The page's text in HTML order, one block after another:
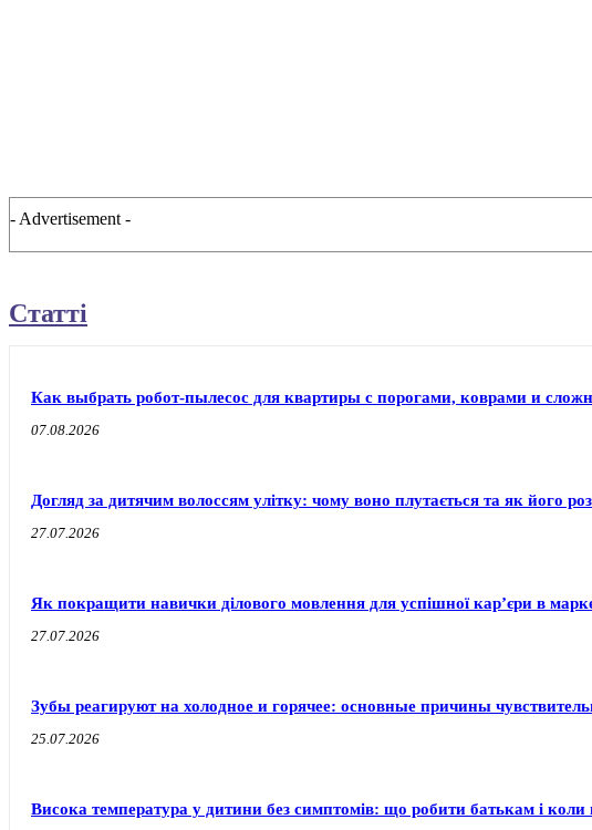
- Advertisement -
Статті
Как выбрать робот-пылесос для квартиры с порогами, коврами и
07.08.2026
Догляд за дитячим волоссям улітку: чому воно плутається та як його
27.07.2026
Як покращити навички ділового мовлення для успішної кар’єри в
27.07.2026
Зубы реагируют на холодное и горячее: основные причины
25.07.2026
Висока температура у дитини без симптомів: що робити батькам і коли